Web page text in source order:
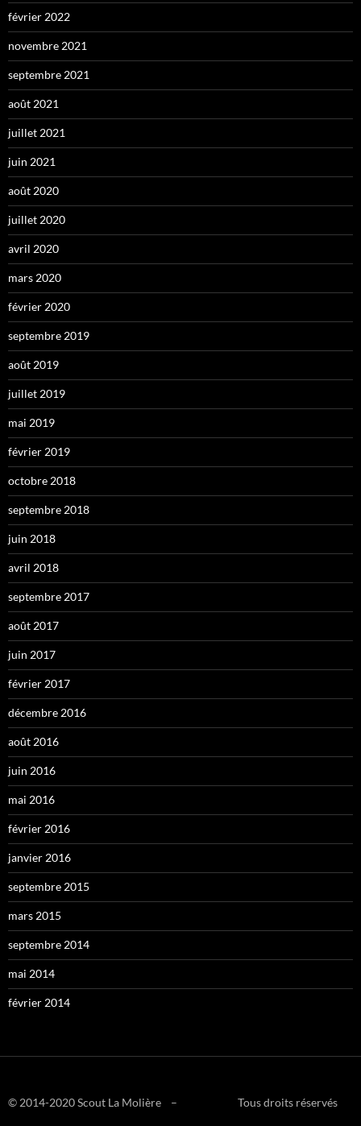
février 2022
novembre 2021
septembre 2021
août 2021
juillet 2021
juin 2021
août 2020
juillet 2020
avril 2020
mars 2020
février 2020
septembre 2019
août 2019
juillet 2019
mai 2019
février 2019
octobre 2018
septembre 2018
juin 2018
avril 2018
septembre 2017
août 2017
juin 2017
février 2017
décembre 2016
août 2016
juin 2016
mai 2016
février 2016
janvier 2016
septembre 2015
mars 2015
septembre 2014
mai 2014
février 2014
© 2014-2020 Scout La Molière – Tous droits réservés